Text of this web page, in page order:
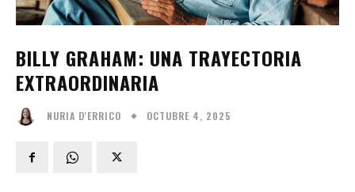
BILLY GRAHAM: UNA TRAYECTORIA
EXTRAORDINARIA
NURIA D'ERRICO OCTUBRE 4, 2025